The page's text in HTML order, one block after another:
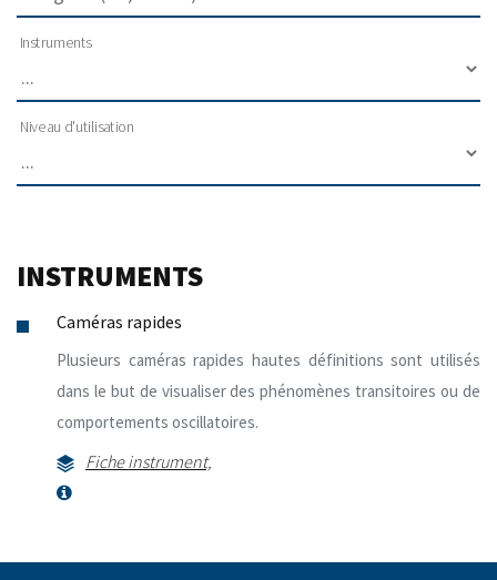
Instruments
Niveau d'utilisation
INSTRUMENTS
Caméras rapides
Plusieurs caméras rapides hautes définitions sont utilisés
dans le but de visualiser des phénomènes transitoires ou de
comportements oscillatoires.
Fiche instrument,